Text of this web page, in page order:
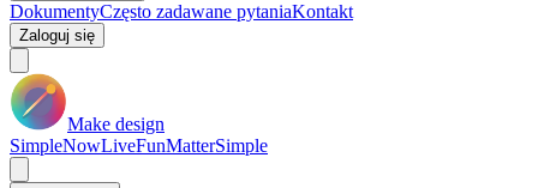
DokumentyCzęsto zadawane pytaniaKontakt
Zaloguj się
Make design
SimpleNowLiveFunMatterSimple